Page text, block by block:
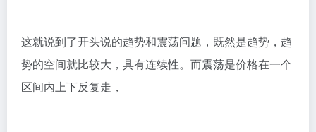
这就说到了开头说的趋势和震荡问题，既然是趋势，趋
势的空间就比较大，具有连续性。而震荡是价格在一个
区间内上下反复走，